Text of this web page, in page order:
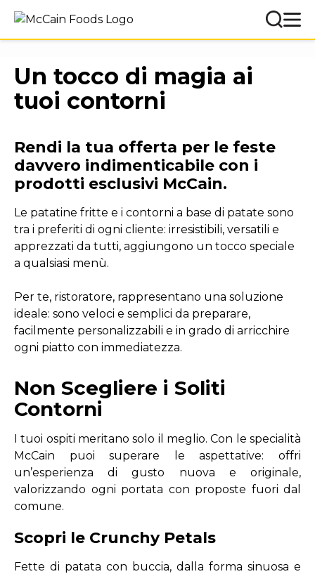
Un tocco di magia ai
tuoi contorni
Rendi la tua offerta per le feste
davvero indimenticabile con i
prodotti esclusivi McCain.
Le patatine fritte e i contorni a base di patate sono
tra i preferiti di ogni cliente: irresistibili, versatili e
apprezzati da tutti, aggiungono un tocco speciale
a qualsiasi menù.
Per te, ristoratore, rappresentano una soluzione
ideale: sono veloci e semplici da preparare,
facilmente personalizzabili e in grado di arricchire
ogni piatto con immediatezza.
Non Scegliere i Soliti
Contorni
I tuoi ospiti meritano solo il meglio. Con le specialità
McCain puoi superare le aspettative: offri
un’esperienza di gusto nuova e originale,
valorizzando ogni portata con proposte fuori dal
comune.
Scopri le Crunchy Petals
Fette di patata con buccia, dalla forma sinuosa e